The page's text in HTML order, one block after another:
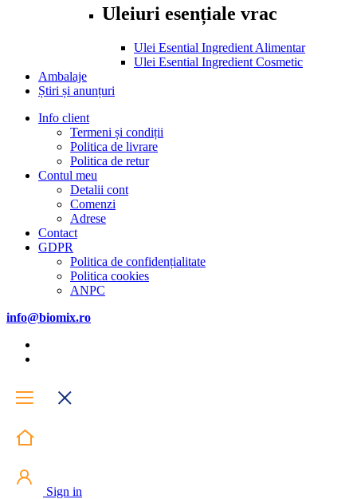
Uleiuri esențiale vrac
Ulei Esential Ingredient Alimentar
Ulei Esential Ingredient Cosmetic
Ambalaje
Știri și anunțuri
Info client
Termeni și condiții
Politica de livrare
Politica de retur
Contul meu
Detalii cont
Comenzi
Adrese
Contact
GDPR
Politica de confidențialitate
Politica cookies
ANPC
info@biomix.ro
Sign in